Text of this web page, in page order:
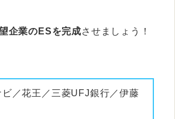
企業のESを完成させましょう！
／花王／三菱UFJ銀行／伊藤